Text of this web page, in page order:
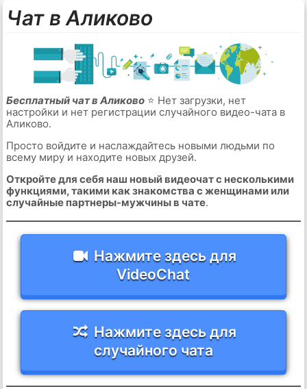
Чат в Аликово
Бесплатный чат в Аликово⭐ Нет загрузки, нет
настройки и нет регистрации случайного видео-чата в
Аликово.
Просто войдите и наслаждайтесь новыми людьми по
всему миру и находите новых друзей.
Откройте для себя наш новый видеочат с несколькими
функциями, такими как знакомства с женщинами или
случайные партнеры-мужчины в чате.
Нажмите здесь для
VideoChat
Нажмите здесь для
случайного чата